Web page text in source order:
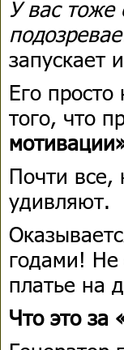
У вас тоже
запускает
Его
того, что
Почти все,
удивляют.
годами! Не
платье на
Что это за